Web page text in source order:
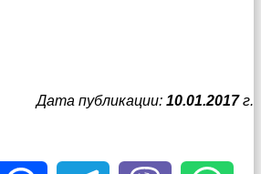
Дата публикации: 10.01.2017г.